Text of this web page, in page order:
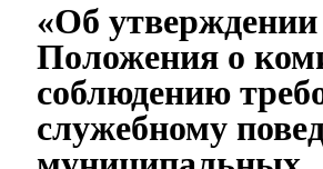
«Об утверждении
Положения о
соблюдению
служебному